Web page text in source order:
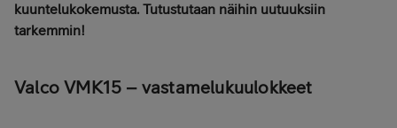
kuuntelukokemusta. Tutustutaan näihin uutuuksiin
tarkemmin!
Valco VMK15 – vastamelukuulokkeet